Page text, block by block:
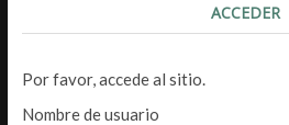
ACCEDER
Por favor, accede al sitio.
Nombre de usuario